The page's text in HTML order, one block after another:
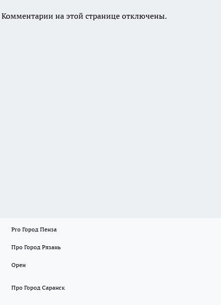
Комментарии на этой странице отключены.
Pro Город Пенза
Про Город Рязань
Орен
Про Город Саранск